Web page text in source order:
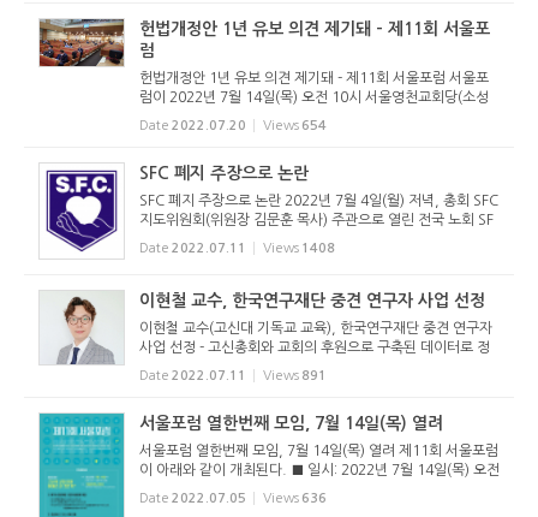
헌법개정안 1년 유보 의견 제기돼 - 제11회 서울포
럼
헌법개정안 1년 유보 의견 제기돼 - 제11회 서울포럼 서울포
럼이 2022년 7월 14일(목) 오전 10시 서울영천교회당(소성
휘 목사 시무)에서 열렸다. 서울포럼은 예장 고신 수도권 5개
노회가 개최하는 포럼으로, 이번에는 서울중부노회(노회장 신
Date 2022.07.20 Views 654
SFC 폐지 주장으로 논란
SFC 폐지 주장으로 논란 2022년 7월 4일(월) 저녁, 총회 SFC
지도위원회(위원장 김문훈 목사) 주관으로 열린 전국 노회 SF
C 지도위원장 간담회는 갑작스런 SFC 폐지 주장으로 인해 혼
란에 빠졌다. 이날 간담회를 마친 후 총회미래정책위원회(위
Date 2022.07.11 Views 1408
이현철 교수, 한국연구재단 중견 연구자 사업 선정
이현철 교수(고신대 기독교 교육), 한국연구재단 중견 연구자
사업 선정 - 고신총회와 교회의 후원으로 구축된 데이터로 정
부 사업 수주 고신대 이현철 교수(기독교 교육)가 2022년도
한국연구재단(정부) 중견 연구자 사업 기독교 신학 분야에 선
Date 2022.07.11 Views 891
서울포럼 열한번째 모임, 7월 14일(목) 열려
서울포럼 열한번째 모임, 7월 14일(목) 열려 제11회 서울포럼
이 아래와 같이 개최된다. ■ 일시: 2022년 7월 14일(목) 오전
10시-오후 4시 30분 ■ 장소: 서울영천교회당. ■ 주소: 서울
시 종로구 통일로12길14. 전화: 02)736-6528. ■ 포럼주제:
Date 2022.07.05 Views 636